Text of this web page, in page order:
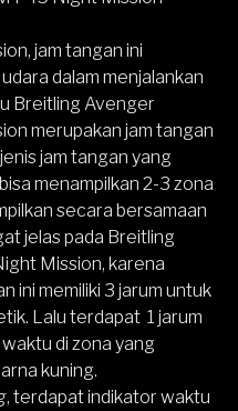
jam tangan ini
dalam menjalankan
Breitling Avenger
merupakan jam tangan
jam tangan yang
menampilkan 2-3 zona
secara bersamaan
jelas pada Breitling
Mission, karena
ini memiliki 3 jarum untuk
Lalu terdapat 1 jarum
di zona yang
kuning.
, terdapat indikator waktu